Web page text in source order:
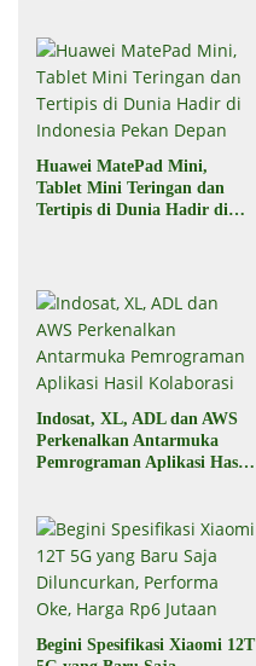
Huawei MatePad Mini,
Tablet Mini Teringan dan
Tertipis di Dunia Hadir di
Indosat, XL, ADL dan AWS
Perkenalkan Antarmuka
Pemrograman Aplikasi Hasil
Begini Spesifikasi Xiaomi 12T